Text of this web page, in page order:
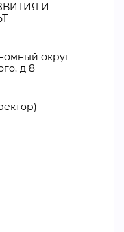
И
округ -
д 8